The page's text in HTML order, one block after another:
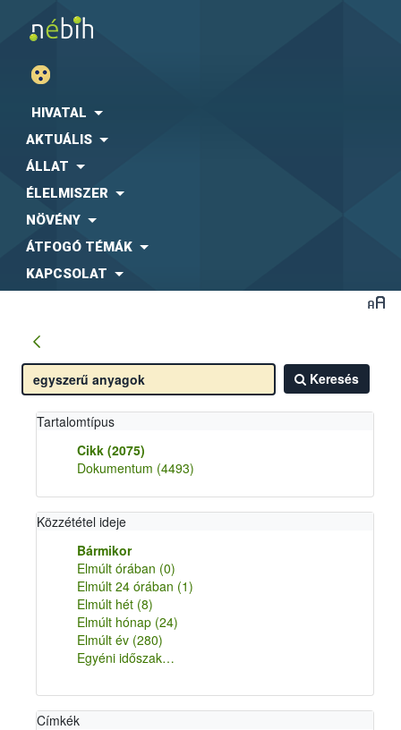
HIVATAL
AKTUÁLIS
ÁLLAT
ÉLELMISZER
NÖVÉNY
ÁTFOGÓ TÉMÁK
KAPCSOLAT
Keresés
Tartalomtípus
Cikk (2075)
Dokumentum (4493)
Közzététel ideje
Bármikor
Elmúlt órában (0)
Elmúlt 24 órában (1)
Elmúlt hét (8)
Elmúlt hónap (24)
Elmúlt év (280)
Egyéni időszak…
Címkék